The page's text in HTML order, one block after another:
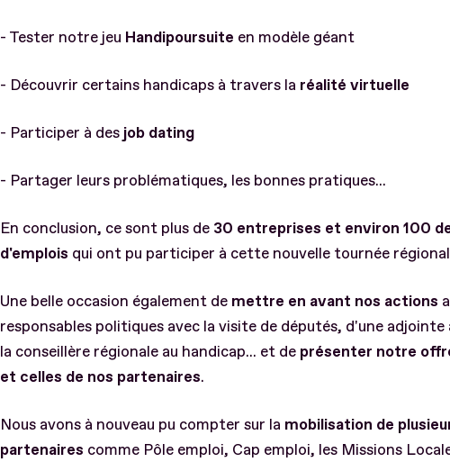
- Tester notre jeu Handipoursuite en modèle géant
- Découvrir certains handicaps à travers la réalité virtuelle
- Participer à des job dating
- Partager leurs problématiques, les bonnes pratiques...
En conclusion, ce sont plus de 30 entreprises et environ 100
d'emplois qui ont pu participer à cette nouvelle tournée
Une belle occasion également de mettre en avant nos actions
responsables politiques avec la visite de députés, d'une adjointe
la conseillère régionale au handicap... et de présenter notre
et celles de nos partenaires.
Nous avons à nouveau pu compter sur la mobilisation de
partenaires comme Pôle emploi, Cap emploi, les Missions